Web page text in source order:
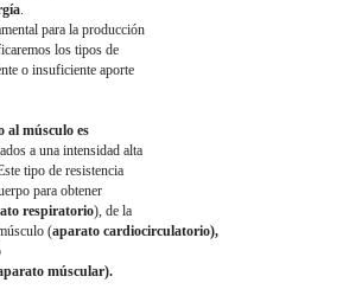
.
para la producción
los tipos de
o insuficiente aporte
al músculo es
a una intensidad alta
tipo de resistencia
para obtener
respiratorio), de la
(aparato cardiocirculatorio),
múscular).